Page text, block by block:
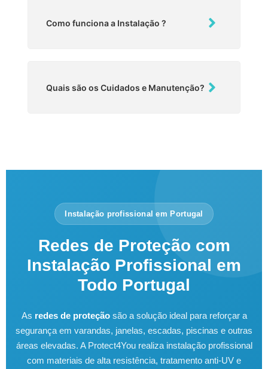
Como funciona a Instalação ?
Quais são os Cuidados e Manutenção?
Instalação profissional em Portugal
Redes de Proteção com
Instalação Profissional em
Todo Portugal
As redes de proteçãosão a solução ideal para reforçar a
segurança em varandas, janelas, escadas, piscinas e outras
áreas elevadas. A Protect4You realiza instalação profissional
com materiais de alta resistência, tratamento anti-UV e